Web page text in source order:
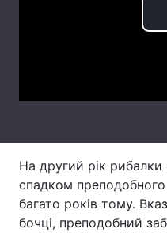
На другий рік рибалки
спадком
багато років тому.
бочці, преподобний